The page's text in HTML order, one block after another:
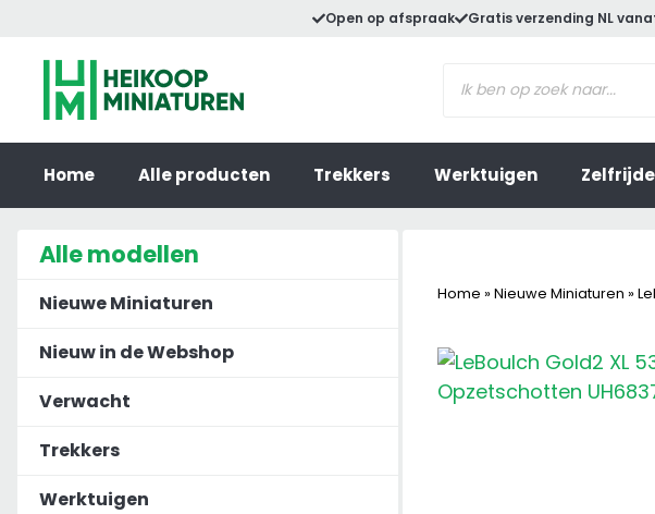
inhoud
Open op afspraak Gratis verzending NL
zoeken
Home Alle producten Trekkers Werktuigen
Home » Nieuwe Miniaturen »
Alle modellen
Nieuwe Miniaturen
Nieuw in de Webshop
Verwacht
Trekkers
Werktuigen